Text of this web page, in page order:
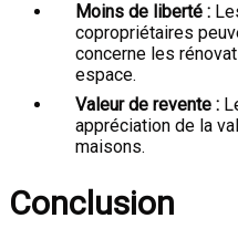
Moins de liberté :
copropriétaires
concerne les
espace.
Valeur de revente :
appréciation de la
maisons.
Conclusion